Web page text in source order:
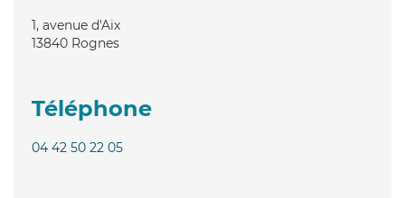
1, avenue d'Aix
13840 Rognes
Téléphone
04 42 50 22 05